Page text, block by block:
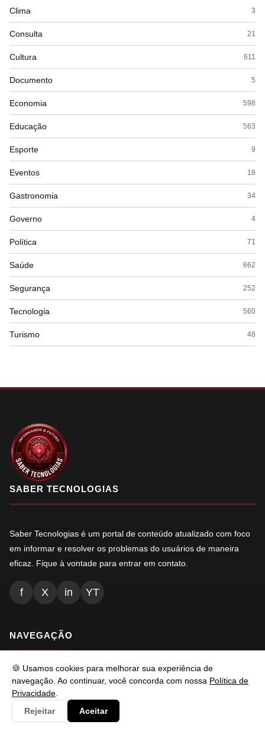
🍪 Usamos cookies para melhorar sua experiência de
navegação. Ao continuar, você concorda com nossa Política de
Privacidade
Rejeitar
Aceitar
Clima 3
Consulta 21
Cultura 611
Documento 5
Economia 598
Educação 563
Esporte 9
Eventos 18
Gastronomia 34
Governo 4
Política 71
Saúde 662
Segurança 252
Tecnologia 560
Turismo 48
SABER TECNOLOGIAS
Saber Tecnologias é um portal de conteúdo atualizado com foco
em informar e resolver os problemas do usuários de maneira
eficaz. Fique à vontade para entrar em contato.
f X in YT
NAVEGAÇÃO
Inicio
Conteúdos
Busca